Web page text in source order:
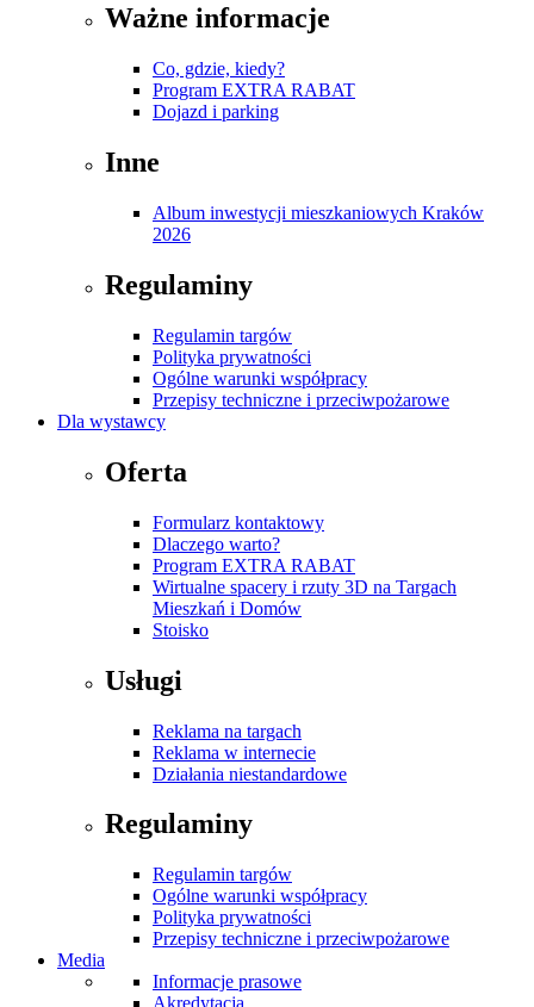
Ważne informacje
Co, gdzie, kiedy?
Program EXTRA RABAT
Dojazd i parking
Inne
Album inwestycji mieszkaniowych Kraków
2026
Regulaminy
Regulamin targów
Polityka prywatności
Ogólne warunki współpracy
Przepisy techniczne i przeciwpożarowe
Dla wystawcy
Oferta
Formularz kontaktowy
Dlaczego warto?
Program EXTRA RABAT
Wirtualne spacery i rzuty 3D na Targach
Mieszkań i Domów
Stoisko
Usługi
Reklama na targach
Reklama w internecie
Działania niestandardowe
Regulaminy
Regulamin targów
Ogólne warunki współpracy
Polityka prywatności
Przepisy techniczne i przeciwpożarowe
Media
Informacje prasowe